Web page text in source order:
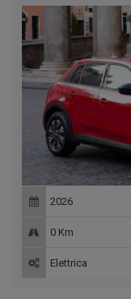
2026
0 Km
Elettrica